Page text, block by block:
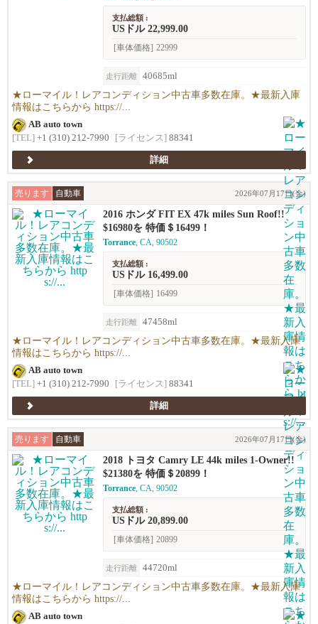
支払総額 :
USドル 22,999.00
[車体価格] 22999
走行距離 40685ml
★ローマイル！レアコンディション中古車多数在庫。★最新入庫
情報はこちらから https://...
AB auto town
[TEL] +1 (310) 212-7990 [ライセンス] 88341
詳細
売ります 自動車 2026年07月17日(金)
2016 ホンダ FIT EX 47k miles Sun Roof!!
$16980を 特価＄16499！
Torrance, CA, 90502
支払総額 :
USドル 16,499.00
[車体価格] 16499
走行距離 47458ml
★ローマイル！レアコンディション中古車多数在庫。★最新入庫
情報はこちらから https://...
AB auto town
[TEL] +1 (310) 212-7990 [ライセンス] 88341
詳細
売ります 自動車 2026年07月17日(金)
2018 トヨタ Camry LE 44k miles 1-Owner!!
$21380を 特価＄20899！
Torrance, CA, 90502
支払総額 :
USドル 20,899.00
[車体価格] 20899
走行距離 44720ml
★ローマイル！レアコンディション中古車多数在庫。★最新入庫
情報はこちらから https://...
AB auto town